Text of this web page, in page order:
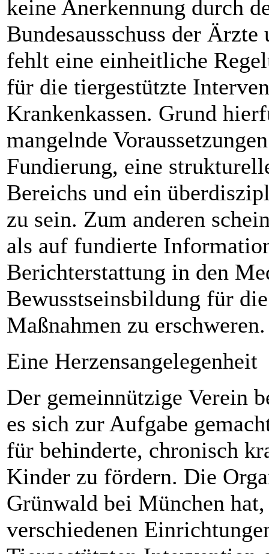
keine Anerkennung durch
Bundesausschuss der
fehlt eine einheitliche
für die tiergestützte
Krankenkassen. Grund
mangelnde
Fundierung, eine
Bereichs und ein
zu sein. Zum anderen
als auf fundierte
Berichterstattung in den
Bewusstseinsbildung für
Maßnahmen zu erschweren.
Eine Herzensangelegenheit
Der gemeinnützige Verein
es sich zur Aufgabe
für behinderte, chronisch
Kinder zu fördern. Die
Grünwald bei München
verschiedenen